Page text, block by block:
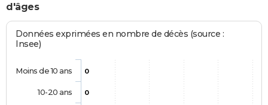
d'âges
Données exprimées en nombre de décès (source :
Insee)
0
0
Moins de 10 ans
10-20 ans